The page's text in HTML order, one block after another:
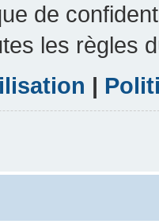
de
les règles
|